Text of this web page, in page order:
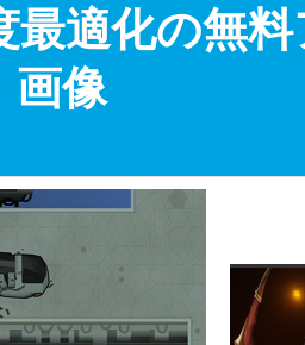
適化の無
画像